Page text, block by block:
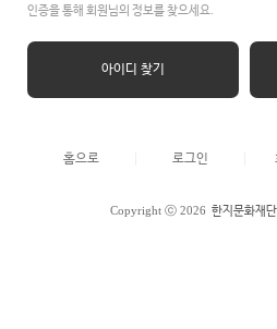
인증을 통해 회원님의 정보를 찾으세요.
아이디 찾기
홈으로 로그인
Copyright ⓒ 2026 한지문화재단